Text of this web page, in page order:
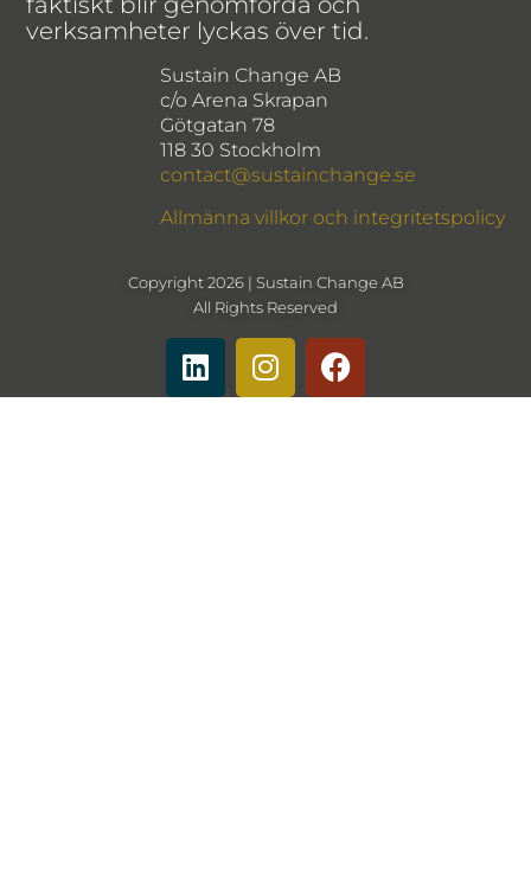
verksamheter lyckas över tid.
Sustain Change AB
c/o Arena Skrapan
Götgatan 78
118 30 Stockholm
contact@sustainchange.se
Allmänna villkor och integritetspolicy
Copyright 2026 | Sustain Change AB
All Rights Reserved